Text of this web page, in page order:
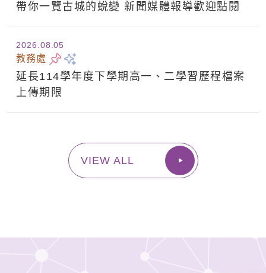
帶你一覽古城的蛻變 新聞媒體報導歡迎點閱
05
2026.08
教務處
延長114學年度下學期高一、二學習歷程檔案
上傳期限
VIEW ALL